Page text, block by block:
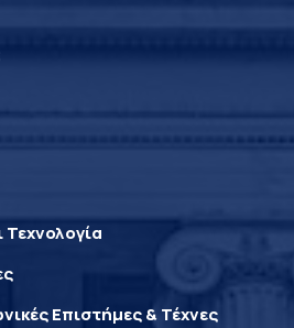
Τεχνολογία
Επιστήμες & Τέχνες